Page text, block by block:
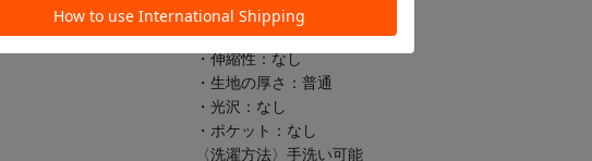
・透け感：下部のみあり
・裏地：あり
・伸縮性：なし
・生地の厚さ：普通
・光沢：なし
・ポケット：なし
〈洗濯方法〉手洗い可能